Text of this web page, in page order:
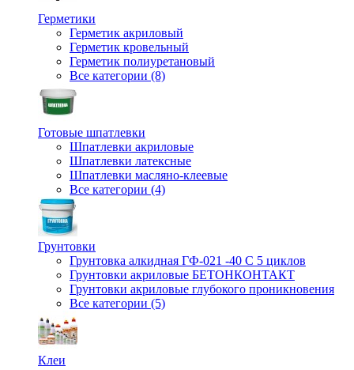
Герметики
Герметик акриловый
Герметик кровельный
Герметик полиуретановый
Все категории (8)
Готовые шпатлевки
Шпатлевки акриловые
Шпатлевки латексные
Шпатлевки масляно-клеевые
Все категории (4)
Грунтовки
Грунтовка алкидная ГФ-021 -40 С 5 циклов
Грунтовки акриловые БЕТОНКОНТАКТ
Грунтовки акриловые глубокого проникновения
Все категории (5)
Клеи